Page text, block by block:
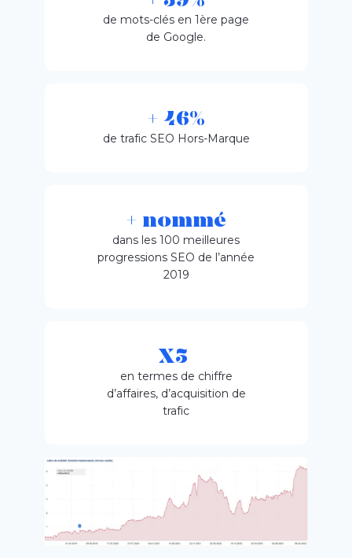
de mots-clés en 1ère page
de Google.
+ 46%
de trafic SEO Hors-Marque
+ nommé
dans les 100 meilleures
progressions SEO de l’année
2019
X3
en termes de chiffre
d’affaires, d’acquisition de
trafic